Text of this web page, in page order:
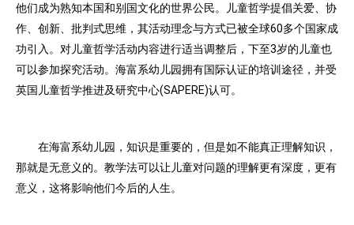
他们成为熟知本国和别国文化的世界公民。儿童哲学提倡关爱、协
作、创新、批判式思维，其活动理念与方式已被全球60多个国家成
功引入。对儿童哲学活动内容进行适当调整后，下至3岁的儿童也
可以参加探究活动。海富系幼儿园拥有国际认证的培训途径，并受
英国儿童哲学推进及研究中心(SAPERE)认可。
在海富系幼儿园，知识是重要的，但是如不能真正理解知识，
那就是无意义的。教学法可以让儿童对问题的理解更有深度，更有
意义，这将影响他们今后的人生。